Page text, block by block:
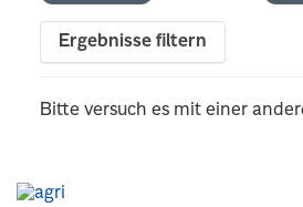
Ergebnisse filtern
Bitte versuch es mit einer